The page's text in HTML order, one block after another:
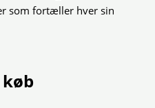
som fortæller hver sin